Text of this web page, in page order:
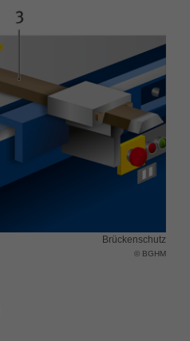
Brückenschutz
© BGHM